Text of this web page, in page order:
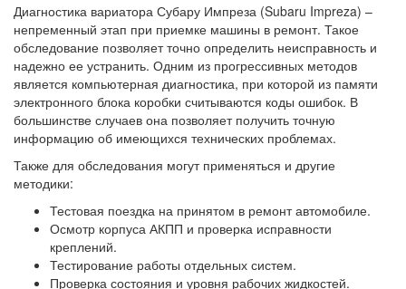
Диагностика вариатора Субару Импреза (Subaru Impreza) –
непременный этап при приемке машины в ремонт. Такое
обследование позволяет точно определить неисправность и
надежно ее устранить. Одним из прогрессивных методов
является компьютерная диагностика, при которой из памяти
электронного блока коробки считываются коды ошибок. В
большинстве случаев она позволяет получить точную
информацию об имеющихся технических проблемах.
Также для обследования могут применяться и другие
методики:
Тестовая поездка на принятом в ремонт автомобиле.
Осмотр корпуса АКПП и проверка исправности
креплений.
Тестирование работы отдельных систем.
Проверка состояния и уровня рабочих жидкостей.